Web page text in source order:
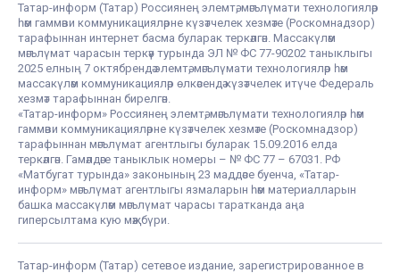
Татар-информ (Татар) Россиянең элемтә, мәгълүмати технологияләр
һәм гаммәви коммуникацияләрне күзәтчелек хезмәте (Роскомнадзор)
тарафыннан интернет басма буларак теркәлгән. Массакүләм
мәгълүмат чарасын теркәү турында ЭЛ № ФС 77-90202 таныклыгы
2025 елның 7 октябрендә элемтә, мәгълүмати технологияләр һәм
массакүләм коммуникацияләр өлкәсендә күзәтчелек итүче Федераль
хезмәт тарафыннан бирелгән.
«Татар-информ» Россиянең элемтә, мәгълүмати технологияләр һәм
гаммәви коммуникацияләрне күзәтчелек хезмәте (Роскомнадзор)
тарафыннан мәгълүмат агентлыгы буларак 15.09.2016 елда
теркәлгән. Гамәлдәге таныклык номеры – № ФС 77 – 67031. РФ
«Матбугат турында» законының 23 маддәсе буенча, «Татар-
информ» мәгълүмат агентлыгы язмаларын һәм материалларын
башка массакүләм мәгълүмат чарасы таратканда аңа
гиперсылтама кую мәҗбүри.
Татар-информ (Татар) сетевое издание, зарегистрированное в